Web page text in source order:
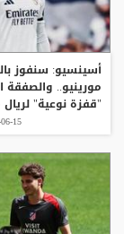
أسينسيو: سنفوز
مورينيو.. والصفقة
"قفزة نوعية"
2026-06-